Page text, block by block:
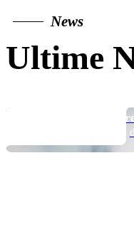
News
Ultime
Long DAPT…? Il